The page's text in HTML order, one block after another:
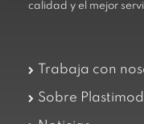
calidad y el mejor
Trabaja con
Sobre